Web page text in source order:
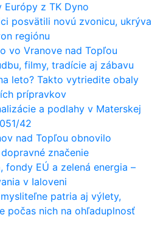
Európy z TK Dyno
posvätili novú zvonicu, ukrýva
regiónu
vo Vranove nad Topľou
filmy, tradície aj zábavu
leto? Takto vytriedite obaly
prípravkov
a podlahy v Materskej
42
nad Topľou obnovilo
značenie
fondy EÚ a zelená energia –
v Ialoveni
patria aj výlety,
počas nich na ohľaduplnosť